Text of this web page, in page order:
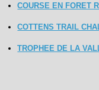
COURSE EN FORET
COTTENS TRAIL
TROPHEE DE LA